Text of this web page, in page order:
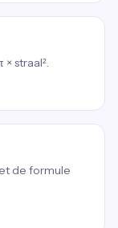
straal².
de formule